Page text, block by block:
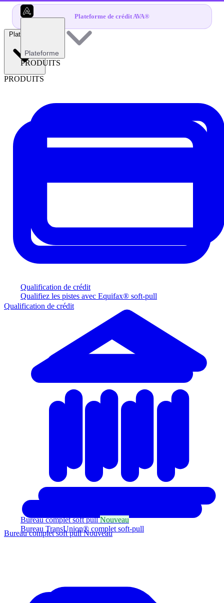
Plateforme de crédit AVA®
Plateforme
PRODUITS
Qualification de crédit
Qualifiez les pistes avec Equifax® soft-pull
Bureau complet soft pullNouveau
Bureau TransUnion® complet soft-pull
Plateforme
PRODUITS
Qualification de crédit
Bureau complet soft pullNouveau